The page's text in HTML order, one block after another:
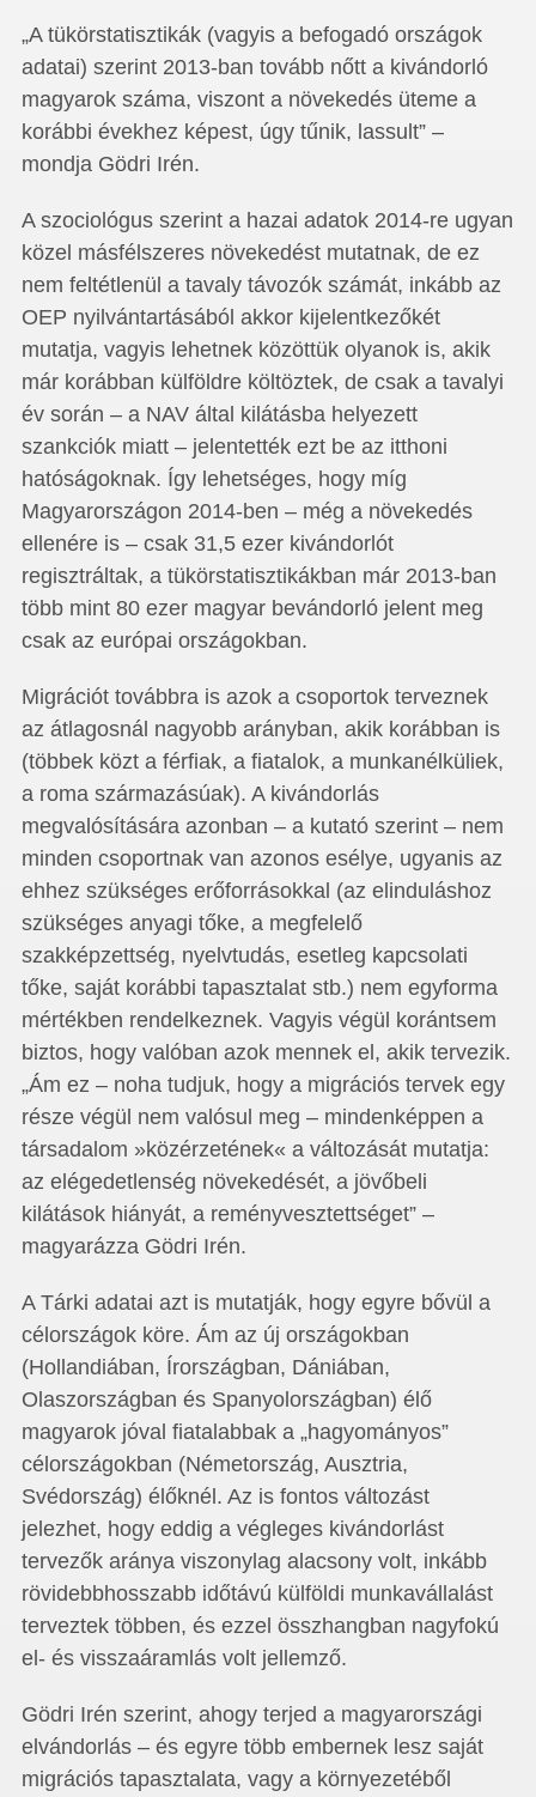
„A tükörstatisztikák (vagyis a befogadó országok
adatai) szerint 2013-ban tovább nőtt a kivándorló
magyarok száma, viszont a növekedés üteme a
korábbi évekhez képest, úgy tűnik, lassult” –
mondja Gödri Irén.
A szociológus szerint a hazai adatok 2014-re ugyan
közel másfélszeres növekedést mutatnak, de ez
nem feltétlenül a tavaly távozók számát, inkább az
OEP nyilvántartásából akkor kijelentkezőkét
mutatja, vagyis lehetnek közöttük olyanok is, akik
már korábban külföldre költöztek, de csak a tavalyi
év során – a NAV által kilátásba helyezett
szankciók miatt – jelentették ezt be az itthoni
hatóságoknak. Így lehetséges, hogy míg
Magyarországon 2014-ben – még a növekedés
ellenére is – csak 31,5 ezer kivándorlót
regisztráltak, a tükörstatisztikákban már 2013-ban
több mint 80 ezer magyar bevándorló jelent meg
csak az európai országokban.
Migrációt továbbra is azok a csoportok terveznek
az átlagosnál nagyobb arányban, akik korábban is
(többek közt a férfiak, a fiatalok, a munkanélküliek,
a roma származásúak). A kivándorlás
megvalósítására azonban – a kutató szerint – nem
minden csoportnak van azonos esélye, ugyanis az
ehhez szükséges erőforrásokkal (az elinduláshoz
szükséges anyagi tőke, a megfelelő
szakképzettség, nyelvtudás, esetleg kapcsolati
tőke, saját korábbi tapasztalat stb.) nem egyforma
mértékben rendelkeznek. Vagyis végül korántsem
biztos, hogy valóban azok mennek el, akik tervezik.
„Ám ez – noha tudjuk, hogy a migrációs tervek egy
része végül nem valósul meg – mindenképpen a
társadalom »közérzetének« a változását mutatja:
az elégedetlenség növekedését, a jövőbeli
kilátások hiányát, a reményvesztettséget” –
magyarázza Gödri Irén.
A Tárki adatai azt is mutatják, hogy egyre bővül a
célországok köre. Ám az új országokban
(Hollandiában, Írországban, Dániában,
Olaszországban és Spanyolországban) élő
magyarok jóval fiatalabbak a „hagyományos”
célországokban (Németország, Ausztria,
Svédország) élőknél. Az is fontos változást
jelezhet, hogy eddig a végleges kivándorlást
tervezők aránya viszonylag alacsony volt, inkább
rövidebbhosszabb időtávú külföldi munkavállalást
terveztek többen, és ezzel összhangban nagyfokú
el- és visszaáramlás volt jellemző.
Gödri Irén szerint, ahogy terjed a magyarországi
elvándorlás – és egyre több embernek lesz saját
migrációs tapasztalata, vagy a környezetéből